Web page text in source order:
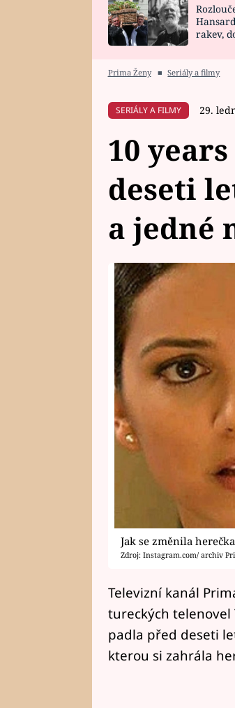
HOROSKOP NA
rakev,
Prima Ženy ■ Seriály a filmy
SERIÁLY A FILMY 29.
10
deseti
a jedné
Jak se změnila
Zdroj: Instagram.com/ archiv
Televizní kanál
tureckých telenovel
padla před deseti
kterou si zahrála